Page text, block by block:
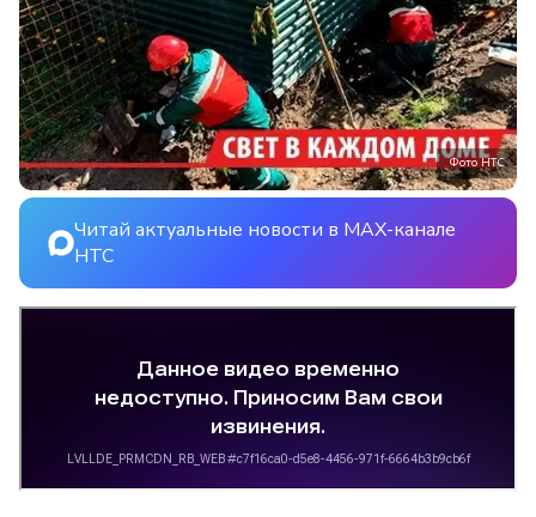
Фото НТС
Читай актуальные новости в MAX-канале
НТС